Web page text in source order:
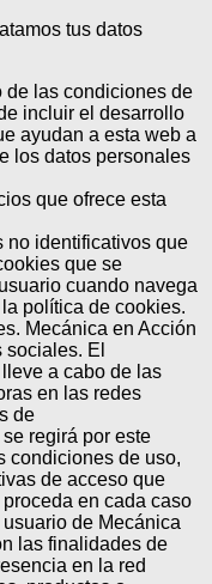
tus datos
de las condiciones de
incluir el desarrollo
ayudan a esta web a
los datos personales
que ofrece esta
no identificativos que
que se
cuando navega
política de cookies.
Mecánica en Acción
El
a cabo de las
en las redes
de
regirá por este
condiciones de uso,
de acceso que
en cada caso
de Mecánica
las finalidades de
en la red